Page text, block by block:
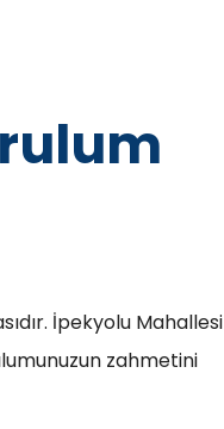
İpekyolu Mahallesi
zahmetini